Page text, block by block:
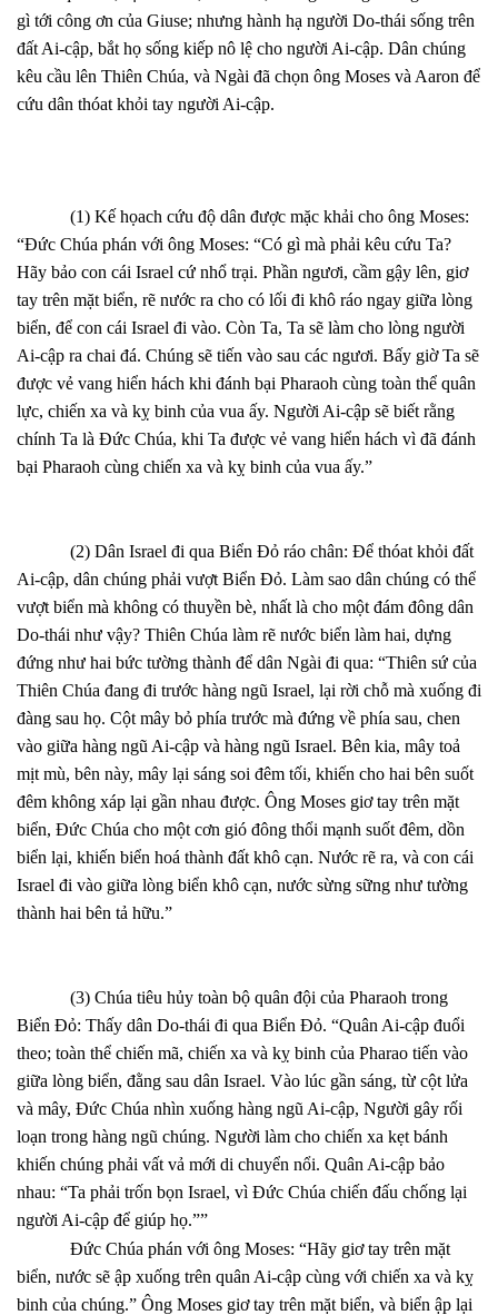
gì tới công ơn của Giuse; nhưng hành hạ người Do-thái sống trên
đất Ai-cập, bắt họ sống kiếp nô lệ cho người Ai-cập. Dân chúng
kêu cầu lên Thiên Chúa, và Ngài đã chọn ông Moses và Aaron để
cứu dân thóat khỏi tay người Ai-cập.
(1) Kế họach cứu độ dân được mặc khải cho ông Moses:
“Đức Chúa phán với ông Moses: “Có gì mà phải kêu cứu Ta?
Hãy bảo con cái Israel cứ nhổ trại. Phần ngươi, cầm gậy lên, giơ
tay trên mặt biển, rẽ nước ra cho có lối đi khô ráo ngay giữa lòng
biển, để con cái Israel đi vào. Còn Ta, Ta sẽ làm cho lòng người
Ai-cập ra chai đá. Chúng sẽ tiến vào sau các ngươi. Bấy giờ Ta sẽ
được vẻ vang hiển hách khi đánh bại Pharaoh cùng toàn thể quân
lực, chiến xa và kỵ binh của vua ấy. Người Ai-cập sẽ biết rằng
chính Ta là Đức Chúa, khi Ta được vẻ vang hiển hách vì đã đánh
bại Pharaoh cùng chiến xa và kỵ binh của vua ấy.”
(2) Dân Israel đi qua Biển Đỏ ráo chân: Để thóat khỏi đất
Ai-cập, dân chúng phải vượt Biển Đỏ. Làm sao dân chúng có thể
vượt biển mà không có thuyền bè, nhất là cho một đám đông dân
Do-thái như vậy? Thiên Chúa làm rẽ nước biển làm hai, dựng
đứng như hai bức tường thành để dân Ngài đi qua: “Thiên sứ của
Thiên Chúa đang đi trước hàng ngũ Israel, lại rời chỗ mà xuống đi
đàng sau họ. Cột mây bỏ phía trước mà đứng về phía sau, chen
vào giữa hàng ngũ Ai-cập và hàng ngũ Israel. Bên kia, mây toả
mịt mù, bên này, mây lại sáng soi đêm tối, khiến cho hai bên suốt
đêm không xáp lại gần nhau được. Ông Moses giơ tay trên mặt
biển, Đức Chúa cho một cơn gió đông thổi mạnh suốt đêm, dồn
biển lại, khiến biển hoá thành đất khô cạn. Nước rẽ ra, và con cái
Israel đi vào giữa lòng biển khô cạn, nước sừng sững như tường
thành hai bên tả hữu.”
(3) Chúa tiêu hủy toàn bộ quân đội của Pharaoh trong
Biển Đỏ: Thấy dân Do-thái đi qua Biển Đỏ. “Quân Ai-cập đuổi
theo; toàn thể chiến mã, chiến xa và kỵ binh của Pharao tiến vào
giữa lòng biển, đằng sau dân Israel. Vào lúc gần sáng, từ cột lửa
và mây, Đức Chúa nhìn xuống hàng ngũ Ai-cập, Người gây rối
loạn trong hàng ngũ chúng. Người làm cho chiến xa kẹt bánh
khiến chúng phải vất vả mới di chuyển nổi. Quân Ai-cập bảo
nhau: “Ta phải trốn bọn Israel, vì Đức Chúa chiến đấu chống lại
người Ai-cập để giúp họ.””
Đức Chúa phán với ông Moses: “Hãy giơ tay trên mặt
biển, nước sẽ ập xuống trên quân Ai-cập cùng với chiến xa và kỵ
binh của chúng.” Ông Moses giơ tay trên mặt biển, và biển ập lại